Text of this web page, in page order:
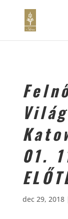
01.
dec 29, 2018